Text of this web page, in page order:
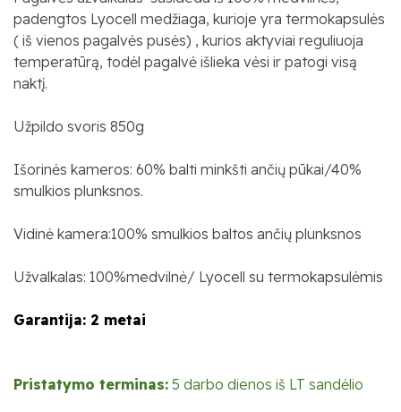
padengtos Lyocell medžiaga, kurioje yra termokapsulės
( iš vienos pagalvės pusės) , kurios aktyviai reguliuoja
temperatūrą, todėl pagalvė išlieka vėsi ir patogi visą
naktį.
Užpildo svoris 850g
Išorinės kameros: 60% balti minkšti ančių pūkai/40%
smulkios plunksnos.
Vidinė kamera:100% smulkios baltos ančių plunksnos
Užvalkalas: 100%medvilnė/ Lyocell su termokapsulėmis
Garantija: 2 metai
Pristatymo terminas: 5 darbo dienos iš LT sandėlio